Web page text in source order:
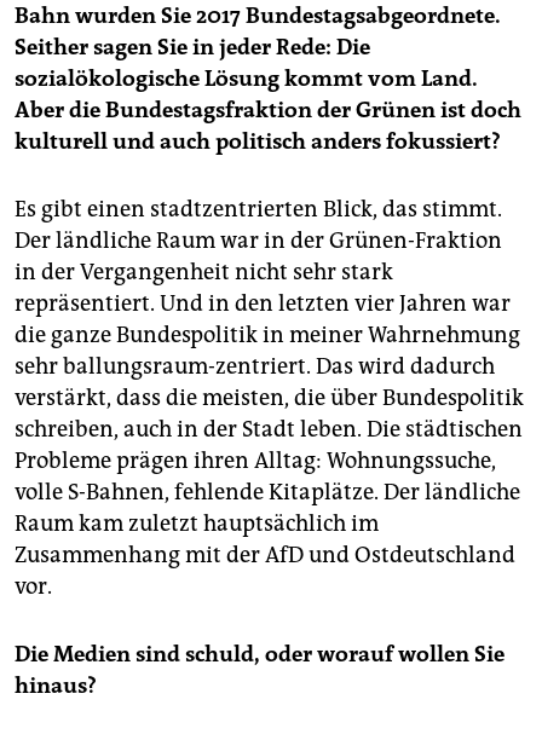
Bahn wurden Sie 2017 Bundestagsabgeordnete.
Seither sagen Sie in jeder Rede: Die
sozialökologische Lösung kommt vom Land.
Aber die Bundestagsfraktion der Grünen ist doch
kulturell und auch politisch anders fokussiert?
Es gibt einen stadtzentrierten Blick, das stimmt.
Der ländliche Raum war in der Grünen-Fraktion
in der Vergangenheit nicht sehr stark
repräsentiert. Und in den letzten vier Jahren war
die ganze Bundespolitik in meiner Wahrnehmung
sehr ballungsraum-zentriert. Das wird dadurch
verstärkt, dass die meisten, die über Bundespolitik
schreiben, auch in der Stadt leben. Die städtischen
Probleme prägen ihren Alltag: Wohnungssuche,
volle S-Bahnen, fehlende Kitaplätze. Der ländliche
Raum kam zuletzt hauptsächlich im
Zusammenhang mit der AfD und Ostdeutschland
vor.
Die Medien sind schuld, oder worauf wollen Sie
hinaus?